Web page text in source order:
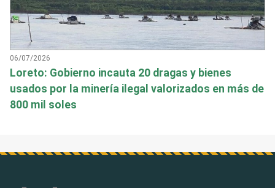
06/07/2026
Loreto: Gobierno incauta 20 dragas y bienes
usados por la minería ilegal valorizados en más de
800 mil soles